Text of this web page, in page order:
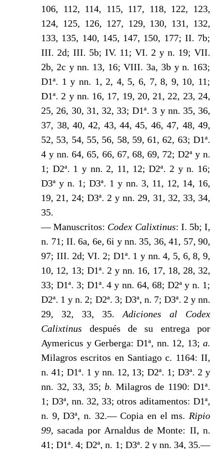
106, 112, 114, 115, 117, 118, 122, 123,
124, 125, 126, 127, 129, 130, 131, 132,
133, 135, 140, 145, 147, 150, 177; II. 7b;
III. 2d; III. 5b; IV. 11; VI. 2 y n. 19; VII.
2b, 2c y nn. 13, 16; VIII. 3a, 3b y n. 163;
D1ª. 1 y nn. 1, 2, 4, 5, 6, 7, 8, 9, 10, 11;
D1ª. 2 y nn. 16, 17, 19, 20, 21, 22, 23, 24,
25, 26, 30, 31, 32, 33; D1ª. 3 y nn. 35, 36,
37, 38, 40, 42, 43, 44, 45, 46, 47, 48, 49,
52, 53, 54, 55, 56, 58, 59, 61, 62, 63; D1ª.
4 y nn. 64, 65, 66, 67, 68, 69, 72; D2ª y n.
1; D2ª. 1 y nn. 2, 11, 12; D2ª. 2 y n. 16;
D3ª y n. 1; D3ª. 1 y nn. 3, 11, 12, 14, 16,
19, 21, 24; D3ª. 2 y nn. 29, 31, 32, 33, 34,
35.
— Manuscritos: Codex Calixtinus: I. 5b; I,
n. 71; II. 6a, 6e, 6i y nn. 35, 36, 41, 57, 90,
97; III. 2d; VI. 2; D1ª. 1 y nn. 4, 5, 6, 8, 9,
10, 12, 13; D1ª. 2 y nn. 16, 17, 18, 28, 32,
33; D1ª. 3; D1ª. 4 y nn. 64, 68; D2ª y n. 1;
D2ª. 1 y n. 2; D2ª. 3; D3ª, n. 7; D3ª. 2 y nn.
29, 32, 33, 35.Adiciones al Codex
Calixtinus después de su entrega por
Aymericus y Gerberga: D1ª, nn. 12, 13;a.
Milagros escritos en Santiago c. 1164: II,
n. 41; D1ª. 1 y nn. 12, 13; D2ª. 1; D3ª. 2 y
nn. 32, 33, 35;b. Milagros de 1190: D1ª.
1; D3ª, nn. 32, 33; otros aditamentos: D1ª,
n. 9, D3ª, n. 32.— Copia en el ms. Ripio
99,sacada por Arnaldus de Monte: II, n.
41; D1ª. 4; D2ª, n. 1; D3ª. 2 y nn. 34, 35.—